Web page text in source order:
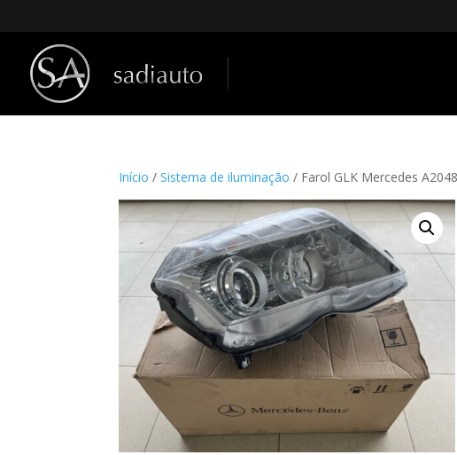
Início /Sistema de iluminação / Farol GLK Mercedes